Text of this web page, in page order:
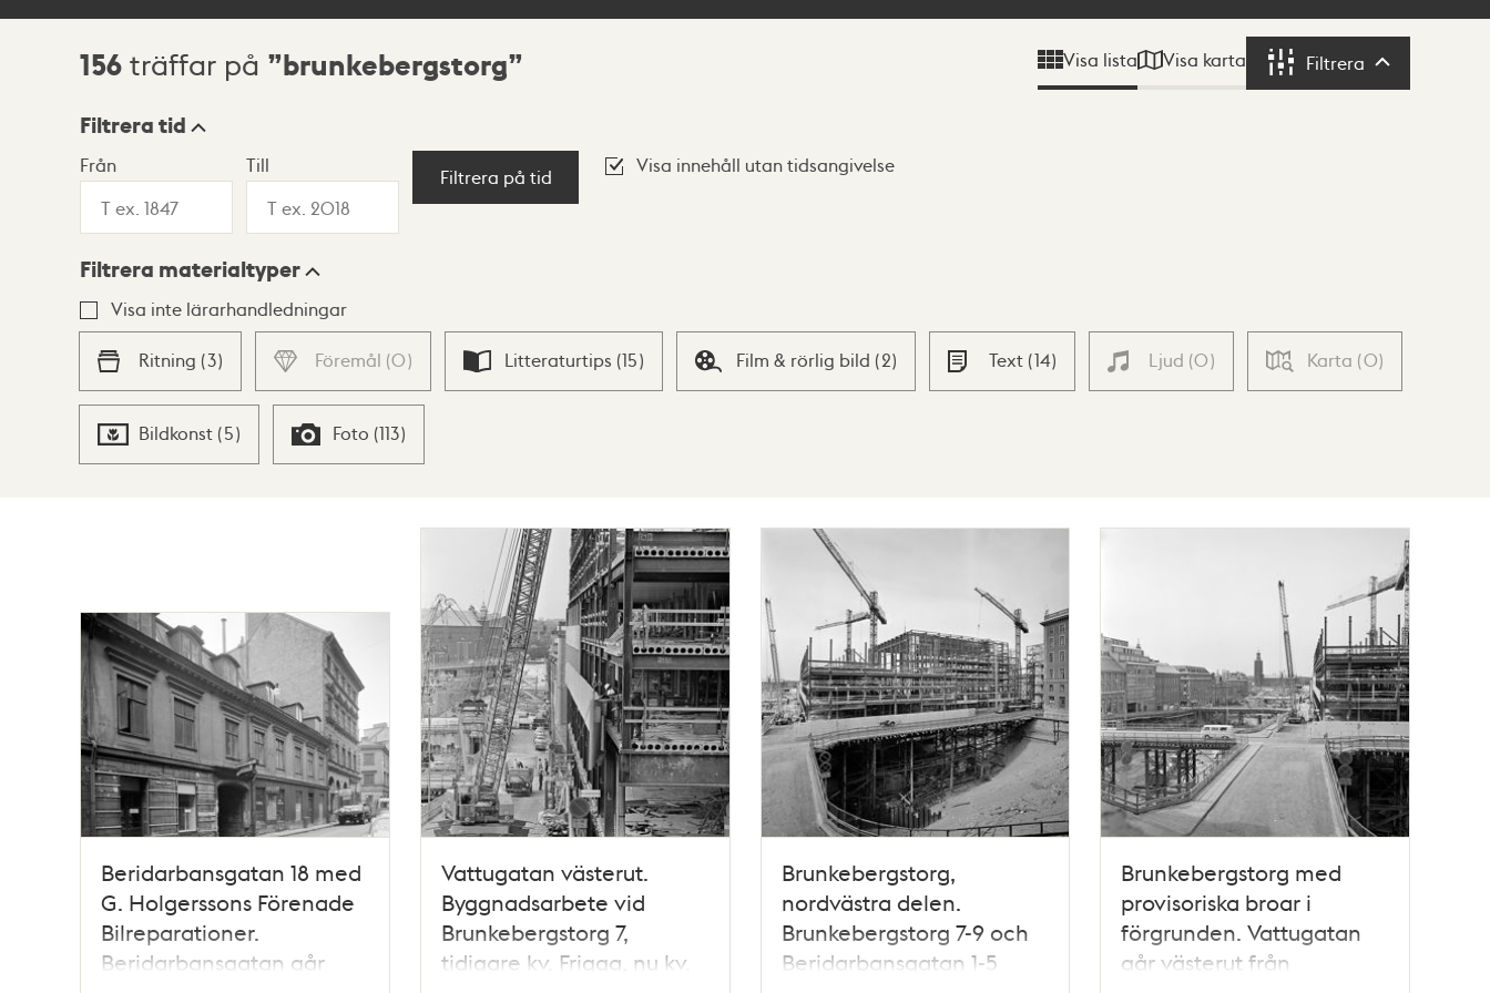
Sökresultat
156 träffar på brunkebergstorg Visa lista Visa karta Filtrera Filtrera
Visningsläge
Lista Karta
Filtrera tid
Från Till
Filtrera på tid
Visa innehåll utan tidsangivelse
Filtrera materialtyper
Visa inte lärarhandledningar
Ritning (3) Föremål (0) Litteraturtips (15) Film & rörlig bild (2) Text (14) Ljud (0) Karta (0)
Bildkonst (5) Foto (113)
Beridarbansgatan 18 med
G. Holgerssons Förenade
Bilreparationer.
Beridarbansgatan går
Vattugatan västerut.
Byggnadsarbete vid
Brunkebergstorg 7,
tidigare kv. Frigga, nu kv.
Brunkebergstorg,
nordvästra delen.
Brunkebergstorg 7-9 och
Beridarbansgatan 1-5
Brunkebergstorg med
provisoriska broar i
förgrunden. Vattugatan
går västerut från